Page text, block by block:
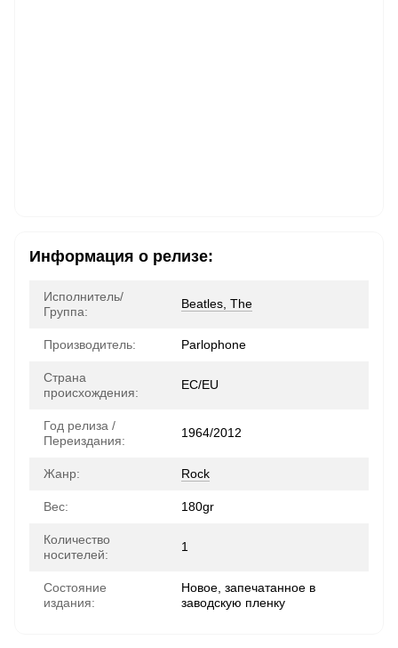
Информация о релизе:
Исполнитель/
Группа:
Beatles, The
Производитель: Parlophone
Страна
происхождения:
ЕС/EU
Год релиза /
Переиздания:
1964/2012
Жанр: Rock
Вес: 180gr
Количество
носителей:
1
Состояние
издания:
Новое, запечатанное в
заводскую пленку